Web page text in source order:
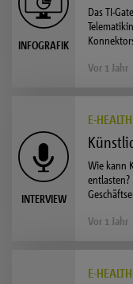
INFOGRAFIK
Das TI-
Vor 1 Jahr
INTERVIEW
E-HEALTH
Wie kann
entlasten?
Vor 1 Jahr
E-HEALTH